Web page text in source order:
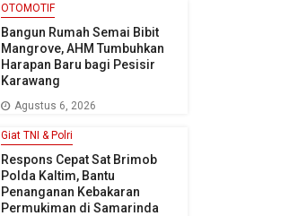
OTOMOTIF
Bangun Rumah Semai Bibit
Mangrove, AHM Tumbuhkan
Harapan Baru bagi Pesisir
Karawang
Agustus 6, 2026
Giat TNI & Polri
Respons Cepat Sat Brimob
Polda Kaltim, Bantu
Penanganan Kebakaran
Permukiman di Samarinda